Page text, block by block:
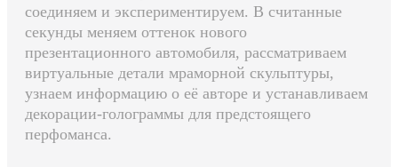
соединяем и экспериментируем. В считанные
секунды меняем оттенок нового
презентационного автомобиля, рассматриваем
виртуальные детали мраморной скульптуры,
узнаем информацию о её авторе и устанавливаем
декорации-голограммы для предстоящего
перфоманса.